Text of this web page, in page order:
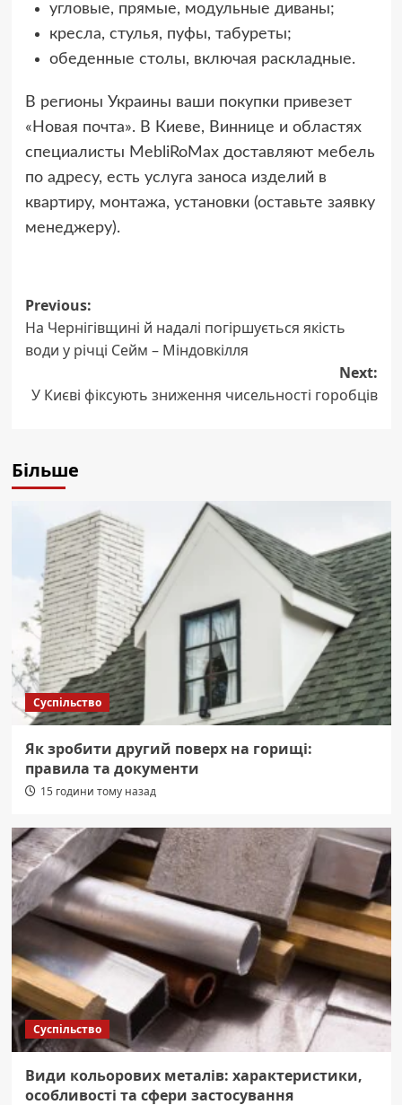
угловые, прямые, модульные диваны;
кресла, стулья, пуфы, табуреты;
обеденные столы, включая раскладные.
В регионы Украины ваши покупки привезет
«Новая почта». В Киеве, Виннице и областях
специалисты MebliRoMax доставляют мебель
по адресу, есть услуга заноса изделий в
квартиру, монтажа, установки (оставьте заявку
менеджеру).
Post
navigation
Previous:
На Чернігівщині й надалі погіршується якість
води у річці Сейм – Міндовкілля
Next:
У Києві фіксують зниження чисельності горобців
Більше
Суспільство
Як зробити другий поверх на горищі:
правила та документи
15 години тому назад
Суспільство
Види кольорових металів: характеристики,
особливості та сфери застосування